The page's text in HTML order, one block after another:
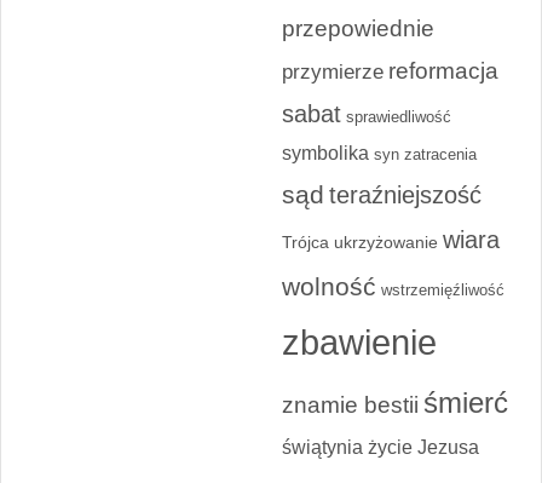
przepowiednie
przymierze reformacja
sabat sprawiedliwość
symbolika syn zatracenia
sąd teraźniejszość
Trójca ukrzyżowanie wiara
wolność wstrzemięźliwość
zbawienie
znamie bestii śmierć
świątynia życie Jezusa